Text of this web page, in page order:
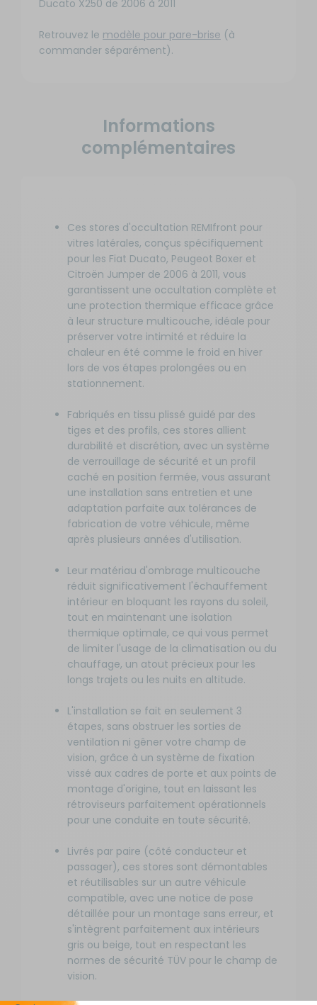
Ducato X250 de 2006 à 2011
Retrouvez le modèle pour pare-brise (à
commander séparément).
Informations
complémentaires
Ces stores d'occultation REMIfront pour
vitres latérales, conçus spécifiquement
pour les Fiat Ducato, Peugeot Boxer et
Citroën Jumper de 2006 à 2011, vous
garantissent une occultation complète et
une protection thermique efficace grâce
à leur structure multicouche, idéale pour
préserver votre intimité et réduire la
chaleur en été comme le froid en hiver
lors de vos étapes prolongées ou en
stationnement.
Fabriqués en tissu plissé guidé par des
tiges et des profils, ces stores allient
durabilité et discrétion, avec un système
de verrouillage de sécurité et un profil
caché en position fermée, vous assurant
une installation sans entretien et une
adaptation parfaite aux tolérances de
fabrication de votre véhicule, même
après plusieurs années d'utilisation.
Leur matériau d'ombrage multicouche
réduit significativement l'échauffement
intérieur en bloquant les rayons du soleil,
tout en maintenant une isolation
thermique optimale, ce qui vous permet
de limiter l'usage de la climatisation ou du
chauffage, un atout précieux pour les
longs trajets ou les nuits en altitude.
L'installation se fait en seulement 3
étapes, sans obstruer les sorties de
ventilation ni gêner votre champ de
vision, grâce à un système de fixation
vissé aux cadres de porte et aux points de
montage d'origine, tout en laissant les
rétroviseurs parfaitement opérationnels
pour une conduite en toute sécurité.
Livrés par paire (côté conducteur et
passager), ces stores sont démontables
et réutilisables sur un autre véhicule
compatible, avec une notice de pose
détaillée pour un montage sans erreur, et
s'intègrent parfaitement aux intérieurs
gris ou beige, tout en respectant les
normes de sécurité TÜV pour le champ de
vision.